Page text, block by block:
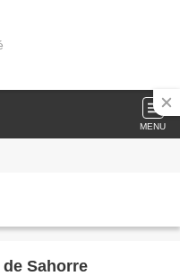
MENU
Sahorre